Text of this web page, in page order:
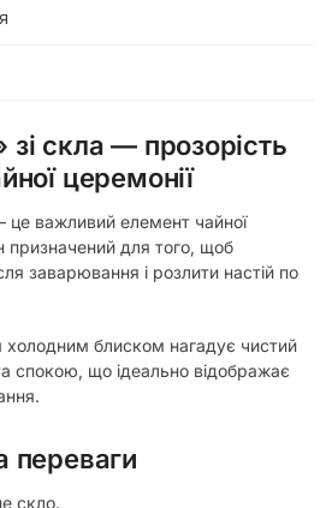
скла — прозорість
церемонії
це важливий елемент чайної
призначений для того, щоб
заварювання і розлити настій по
холодним блиском нагадує чистий
спокою, що ідеально відображає
переваги
скло.